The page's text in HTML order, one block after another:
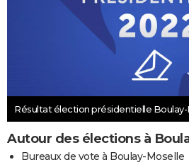
Résultat élection présidentielle Boulay-
Autour des élections à
Bureaux de vote à Boulay-Moselle